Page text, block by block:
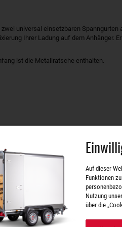
universal einsetzbaren
Ihrer Ladung auf dem Anhänger.
ist die Metallratsche enthalten.
mit Metallratsche
500 cm (Länge)
680 g
Auf dieser
Funktionen
Nutzung
über die